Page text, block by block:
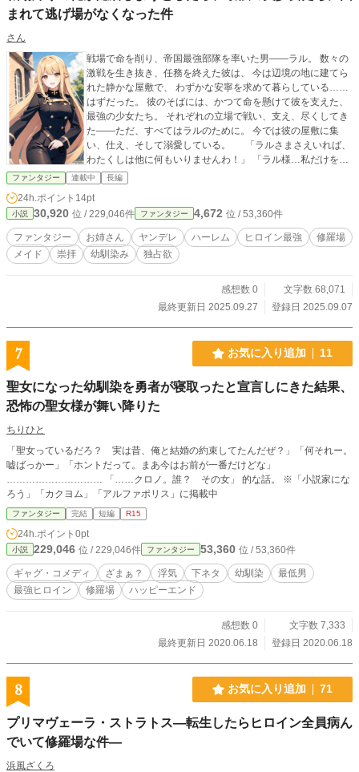
まれて逃げ場がなくなった件
さん
戦場で命を削り、帝国最強部隊を率いた男――ラル。 数々の
激戦を生き抜き、任務を終えた彼は、 今は辺境の地に建てら
れた静かな屋敷で、 わずかな安寧を求めて暮らしている……
はずだった。 彼のそばには、かつて命を懸けて彼を支えた、
最強の少女たち。 それぞれの立場で戦い、支え、尽くしてき
た――ただ、すべてはラルのために。 今では彼の屋敷に集
い、仕え、そして溺愛している。 「ラルさまさえいれば、
わたくしは他に何もいりませんわ！」 「ラル様…私だけを見
ていてください。誰よりも、ずっとずっと……」 「ねぇラル
君、その人の名前……まだ覚えてるの？」 「ラル、そんなに
気にしなくていいよ！ミアがいるから大丈夫だよねっ！」
命がけの戦場より、ヒロインたちの“甘くて圧が強い愛情”のほ
うが数倍キケン！？ 順番待ちの寝床争奪戦、過去の恋の追
及、圧バトル修羅場―― ラルの平穏な日常は、最強で一途な
彼女たちに包囲されて崩壊寸前。 これは―― 【過去の傷
最強少女たち】が織りなす、 “甘くて逃げ場のない生活”の物
ファンタジー 連載中 長編
24h.ポイント 14pt
小説 30,920 位 / 229,046件 ファンタジー 4,672 位 / 53,360件
ファンタジー お姉さん ヤンデレ ハーレム ヒロイン最強
修羅場
メイド
崇拝 幼馴染み 独占欲
感想数 0
文字数 68,071
最終更新日 2025.09.27
登録日 2025.09.07
7 お気に入り追加 11
聖女になった幼馴染を勇者が寝取ったと宣言しにきた結果、
恐怖の聖女様が舞い降りた
ちりひと
「聖女っているだろ？ 実は昔、俺と結婚の約束してたんだぜ？」「何それー。
嘘ばっかー」「ホントだって。まあ今はお前が一番だけどな」
………………………… 「……クロノ。誰？ その女」 的な話。 ※「小説家にな
ろう」「カクヨム」「アルファポリス」に掲載中
ファンタジー 完結 短編 R15
24h.ポイント 0pt
小説 229,046 位 / 229,046件 ファンタジー 53,360 位 / 53,360件
ギャグ・コメディ ざまぁ？ 浮気 下ネタ 幼馴染
最低男
最強ヒロイン
修羅場 ハッピーエンド
感想数 0
文字数 7,333
最終更新日 2020.06.18
登録日 2020.06.18
8 お気に入り追加 71
プリマヴェーラ・ストラトス―転生したらヒロイン全員病ん
でいて修羅場な件―
浜風ざくろ